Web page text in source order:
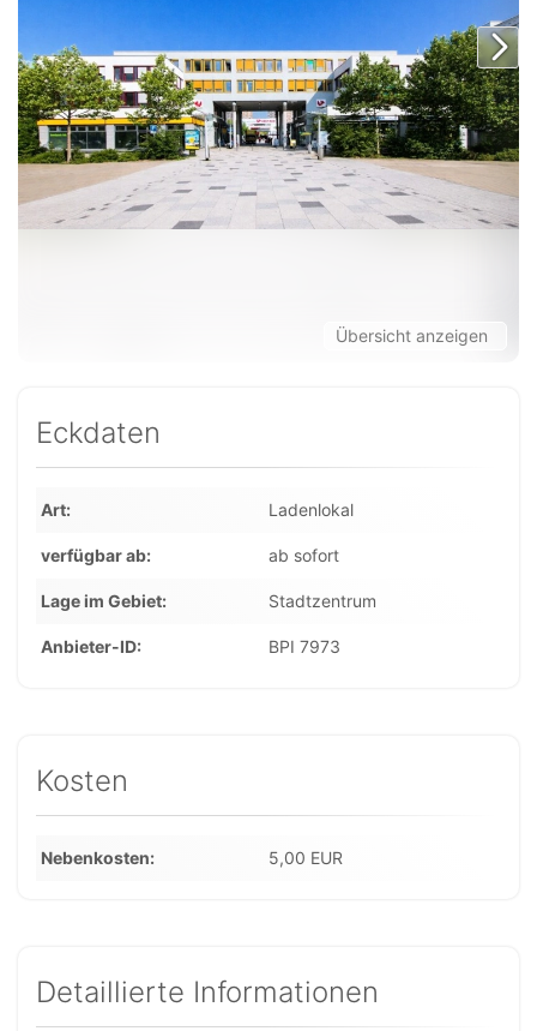
Übersicht anzeigen
Eckdaten
Art Ladenlokal
verfügbar ab ab sofort
Lage im Gebiet Stadtzentrum
Anbieter-ID BPI 7973
Kosten
Nebenkosten 5,00 EUR
Detaillierte Informationen